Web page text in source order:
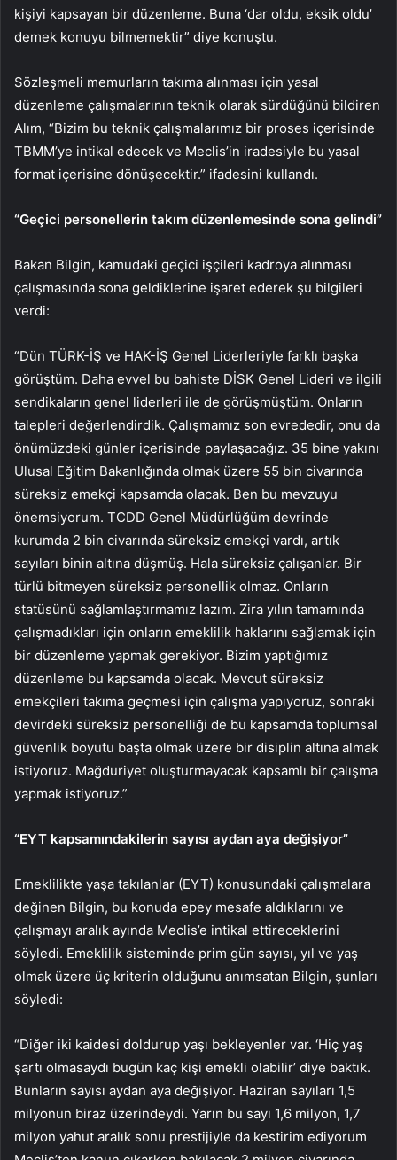
kişiyi kapsayan bir düzenleme. Buna ‘dar oldu, eksik oldu’
demek konuyu bilmemektir” diye konuştu.
Sözleşmeli memurların takıma alınması için yasal
düzenleme çalışmalarının teknik olarak sürdüğünü bildiren
Alım, “Bizim bu teknik çalışmalarımız bir proses içerisinde
TBMM’ye intikal edecek ve Meclis’in iradesiyle bu yasal
format içerisine dönüşecektir.” ifadesini kullandı.
“Geçici personellerin takım düzenlemesinde sona gelindi”
Bakan Bilgin, kamudaki geçici işçileri kadroya alınması
çalışmasında sona geldiklerine işaret ederek şu bilgileri
verdi:
“Dün TÜRK-İŞ ve HAK-İŞ Genel Liderleriyle farklı başka
görüştüm. Daha evvel bu bahiste DİSK Genel Lideri ve ilgili
sendikaların genel liderleri ile de görüşmüştüm. Onların
talepleri değerlendirdik. Çalışmamız son evrededir, onu da
önümüzdeki günler içerisinde paylaşacağız. 35 bine yakını
Ulusal Eğitim Bakanlığında olmak üzere 55 bin civarında
süreksiz emekçi kapsamda olacak. Ben bu mevzuyu
önemsiyorum. TCDD Genel Müdürlüğüm devrinde
kurumda 2 bin civarında süreksiz emekçi vardı, artık
sayıları binin altına düşmüş. Hala süreksiz çalışanlar. Bir
türlü bitmeyen süreksiz personellik olmaz. Onların
statüsünü sağlamlaştırmamız lazım. Zira yılın tamamında
çalışmadıkları için onların emeklilik haklarını sağlamak için
bir düzenleme yapmak gerekiyor. Bizim yaptığımız
düzenleme bu kapsamda olacak. Mevcut süreksiz
emekçileri takıma geçmesi için çalışma yapıyoruz, sonraki
devirdeki süreksiz personelliği de bu kapsamda toplumsal
güvenlik boyutu başta olmak üzere bir disiplin altına almak
istiyoruz. Mağduriyet oluşturmayacak kapsamlı bir çalışma
yapmak istiyoruz.”
“EYT kapsamındakilerin sayısı aydan aya değişiyor”
Emeklilikte yaşa takılanlar (EYT) konusundaki çalışmalara
değinen Bilgin, bu konuda epey mesafe aldıklarını ve
çalışmayı aralık ayında Meclis’e intikal ettireceklerini
söyledi. Emeklilik sisteminde prim gün sayısı, yıl ve yaş
olmak üzere üç kriterin olduğunu anımsatan Bilgin, şunları
söyledi:
“Diğer iki kaidesi doldurup yaşı bekleyenler var. ‘Hiç yaş
şartı olmasaydı bugün kaç kişi emekli olabilir’ diye baktık.
Bunların sayısı aydan aya değişiyor. Haziran sayıları 1,5
milyonun biraz üzerindeydi. Yarın bu sayı 1,6 milyon, 1,7
milyon yahut aralık sonu prestijiyle da kestirim ediyorum